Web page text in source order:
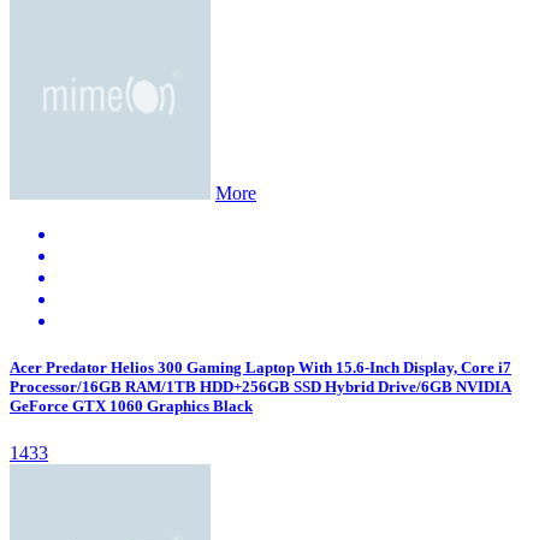
More
Acer Predator Helios 300 Gaming Laptop With 15.6-Inch Display, Core i7
Processor/16GB RAM/1TB HDD+256GB SSD Hybrid Drive/6GB NVIDIA
GeForce GTX 1060 Graphics Black
1433